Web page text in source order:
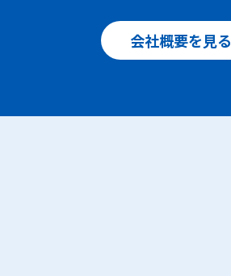
会社概要を見る